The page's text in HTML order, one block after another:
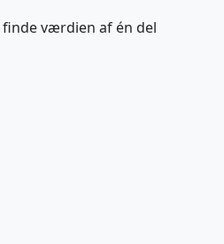
værdien af én del